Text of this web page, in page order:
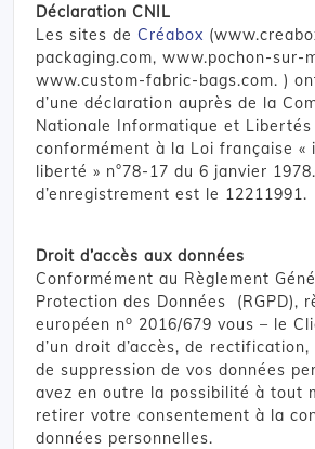
Déclaration CNIL
Les sites de Créabox
packaging.com, www.pochon-sur-
www.custom-fabric-bags.com. )
d’une déclaration auprès de la
Nationale Informatique et Libertés
conformément à la Loi française «
liberté » n°78-17 du 6 janvier
d’enregistrement est le 12211991.
Droit d’accès aux données
Conformément au Règlement
Protection des Données (RGPD),
européen no 2016/679 vous – le
d’un droit d’accès, de
de suppression de vos données
avez en outre la possibilité à tout
retirer votre consentement à la
données personnelles.